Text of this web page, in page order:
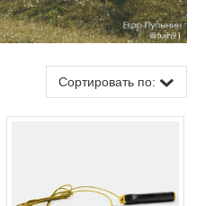
Сортировать по: